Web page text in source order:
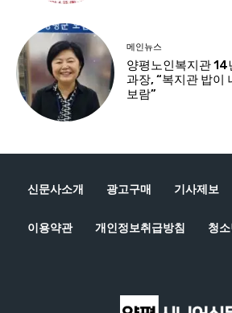
신문사소개 광고구매 기사제보
이용약관 개인정보취급방침 청